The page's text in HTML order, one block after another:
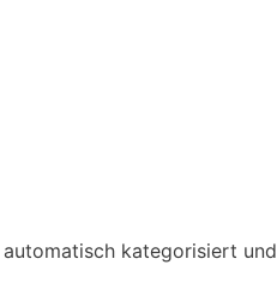
kategorisiert und